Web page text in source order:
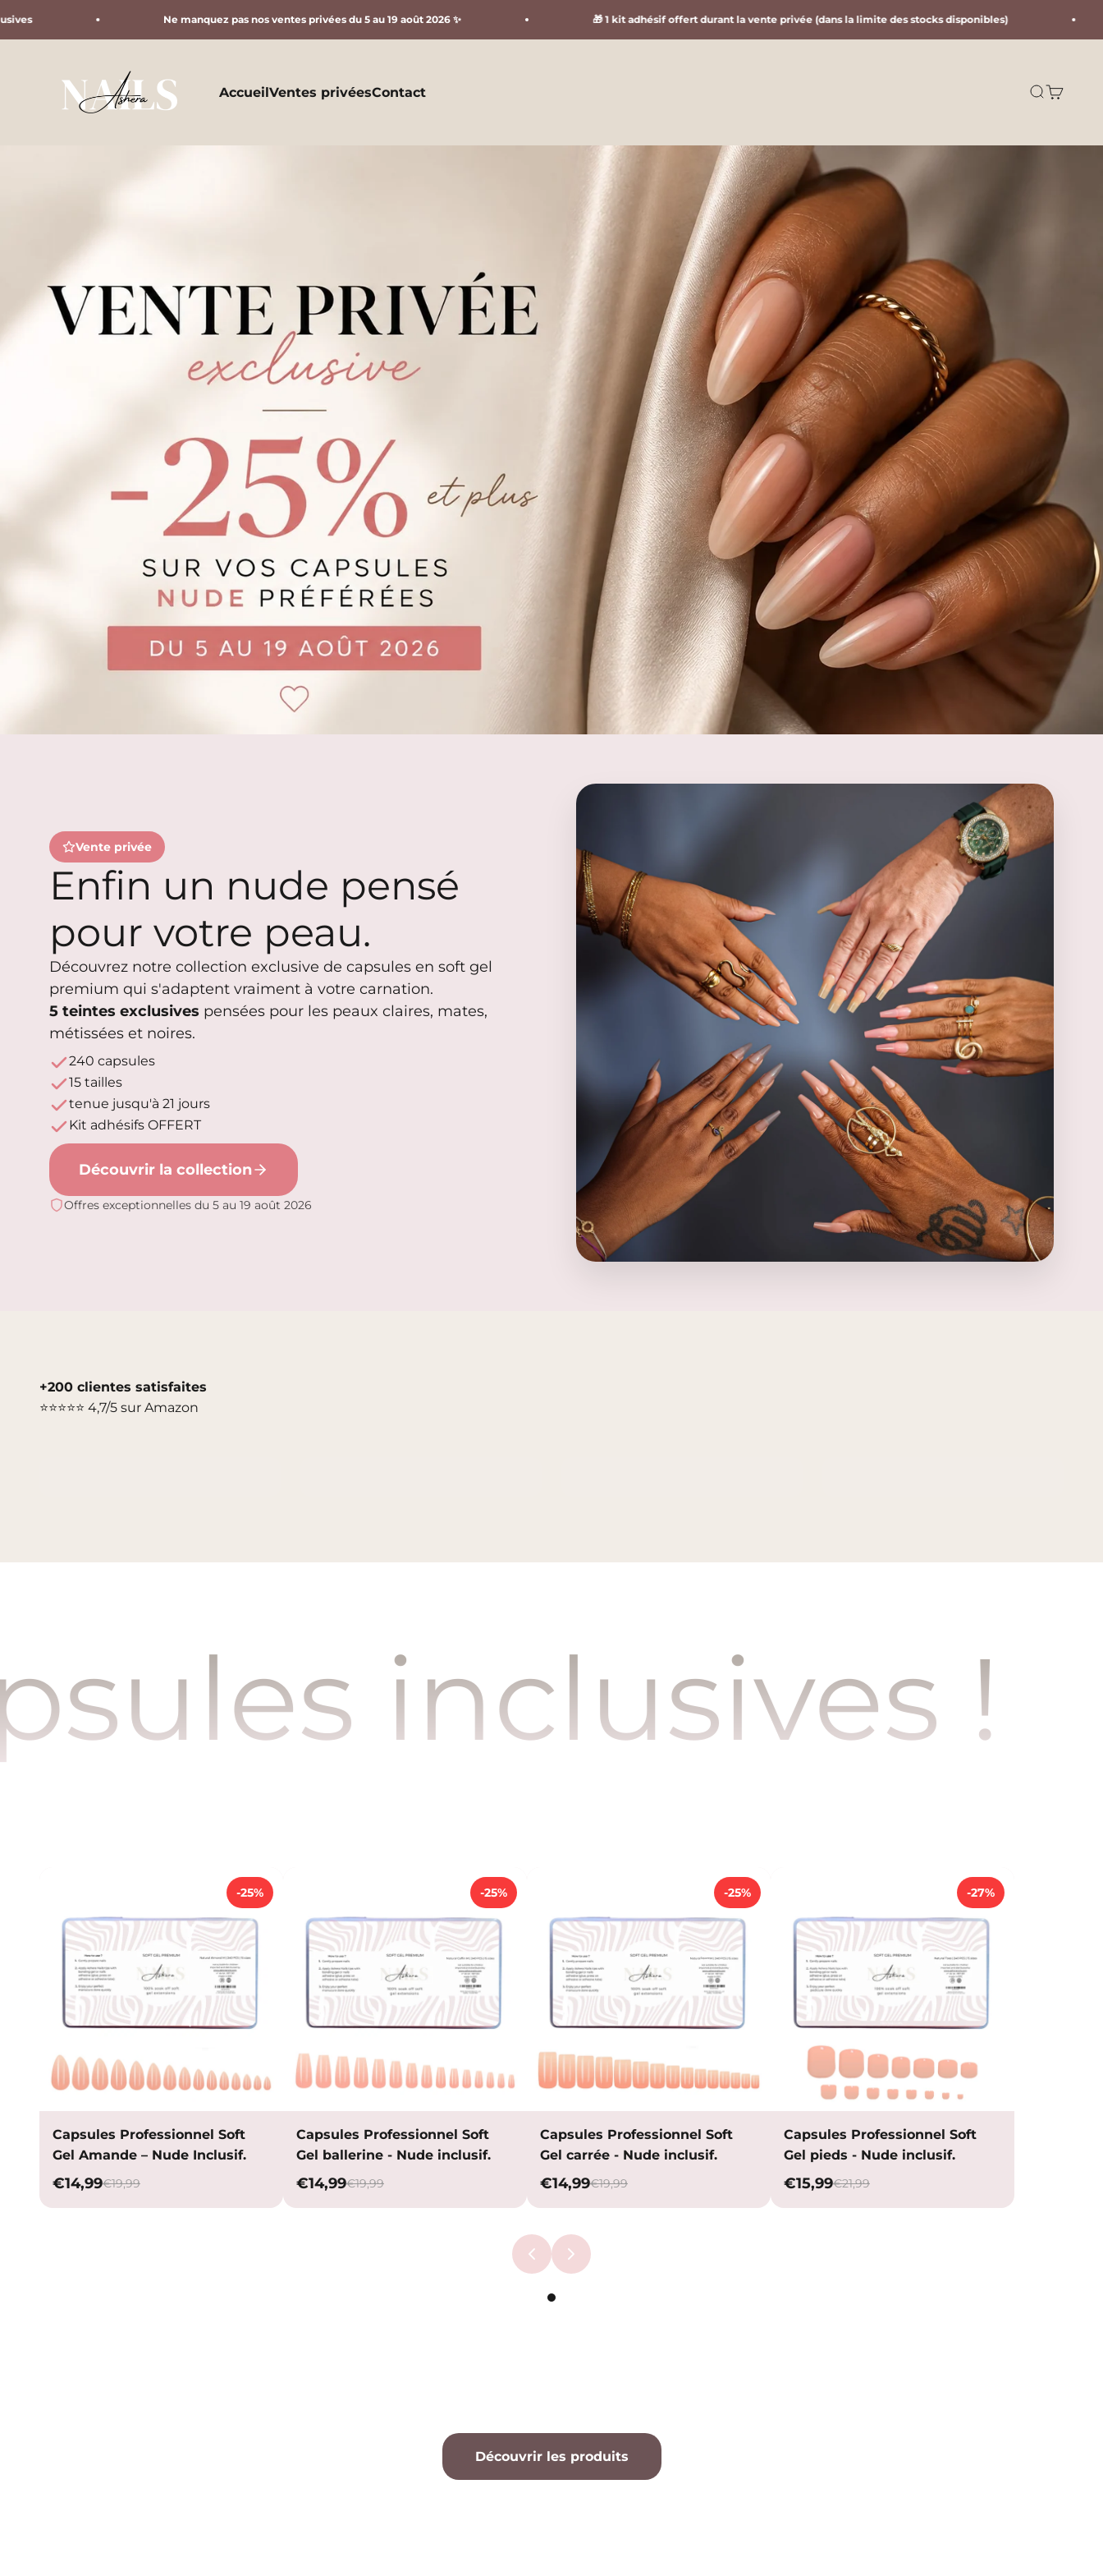
Ne manquez pas nos ventes privées du 5 au 19 août 2026 ✨ 🎁 1 kit adhésif offert durant la vente privée (dans la limite des stocks disponibles) 5 teintes
AccueilVentes privéesContact
Ashera Nails
Recherche
Panier
Vente privée
Enfin un nude pensé
pour votre peau.
Découvrez notre collection exclusive de capsules en soft gel
premium qui s'adaptent vraiment à votre carnation.
5 teintes exclusives pensées pour les peaux claires, mates,
métissées et noires.
240 capsules
15 tailles
tenue jusqu'à 21 jours
Kit adhésifs OFFERT
Découvrir la collection
Offres exceptionnelles du 5 au 19 août 2026
+200 clientes satisfaites
⭐⭐⭐⭐⭐ 4,7/5 sur Amazon
inclusives !
-25%
Capsules Professionnel Soft
Gel Amande – Nude Inclusif.
€14,99€19,99
-25%
Capsules Professionnel Soft
Gel ballerine - Nude inclusif.
€14,99€19,99
-25%
Capsules Professionnel Soft
Gel carrée - Nude inclusif.
€14,99€19,99
-27%
Capsules Professionnel Soft
Gel pieds - Nude inclusif.
€15,99€21,99
Découvrir les produits